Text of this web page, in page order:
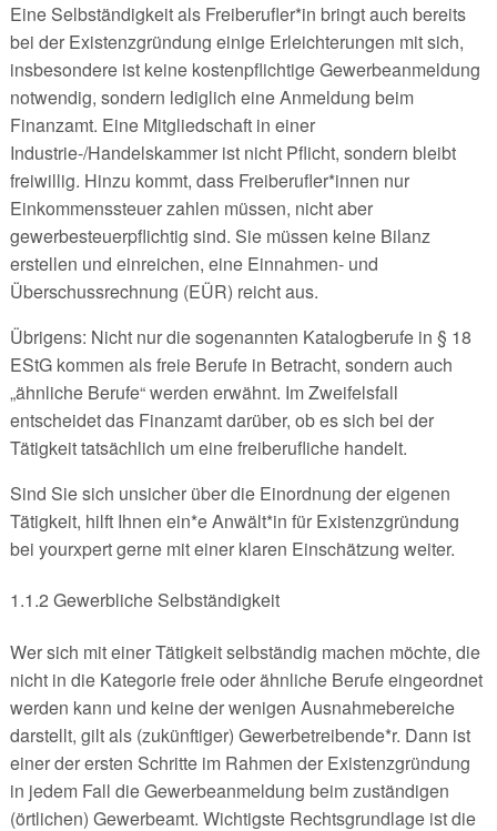
Eine Selbständigkeit als Freiberufler*in bringt auch bereits
bei der Existenzgründung einige Erleichterungen mit sich,
insbesondere ist keine kostenpflichtige Gewerbeanmeldung
notwendig, sondern lediglich eine Anmeldung beim
Finanzamt. Eine Mitgliedschaft in einer
Industrie-/Handelskammer ist nicht Pflicht, sondern bleibt
freiwillig. Hinzu kommt, dass Freiberufler*innen nur
Einkommenssteuer zahlen müssen, nicht aber
gewerbesteuerpflichtig sind. Sie müssen keine Bilanz
erstellen und einreichen, eine Einnahmen- und
Überschussrechnung (EÜR) reicht aus.
Übrigens: Nicht nur die sogenannten Katalogberufe in § 18
EStG kommen als freie Berufe in Betracht, sondern auch
„ähnliche Berufe“ werden erwähnt. Im Zweifelsfall
entscheidet das Finanzamt darüber, ob es sich bei der
Tätigkeit tatsächlich um eine freiberufliche handelt.
Sind Sie sich unsicher über die Einordnung der eigenen
Tätigkeit, hilft Ihnen ein*e Anwält*in für Existenzgründung
bei yourxpert gerne mit einer klaren Einschätzung weiter.
1.1.2 Gewerbliche Selbständigkeit
Wer sich mit einer Tätigkeit selbständig machen möchte, die
nicht in die Kategorie freie oder ähnliche Berufe eingeordnet
werden kann und keine der wenigen Ausnahmebereiche
darstellt, gilt als (zukünftiger) Gewerbetreibende*r. Dann ist
einer der ersten Schritte im Rahmen der Existenzgründung
in jedem Fall die Gewerbeanmeldung beim zuständigen
(örtlichen) Gewerbeamt. Wichtigste Rechtsgrundlage ist die